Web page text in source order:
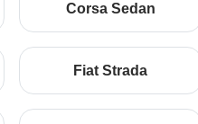
Corsa Sedan
Fiat Strada